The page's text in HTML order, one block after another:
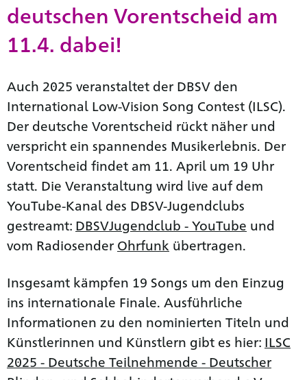
deutschen Vorentscheid am
11.4. dabei!
Auch 2025 veranstaltet der DBSV den
International Low-Vision Song Contest (ILSC).
Der deutsche Vorentscheid rückt näher und
verspricht ein spannendes Musikerlebnis. Der
Vorentscheid findet am 11. April um 19 Uhr
statt. Die Veranstaltung wird live auf dem
YouTube-Kanal des DBSV-Jugendclubs
gestreamt: DBSVJugendclub - YouTube und
vom Radiosender Ohrfunk übertragen.
Insgesamt kämpfen 19 Songs um den Einzug
ins internationale Finale. Ausführliche
Informationen zu den nominierten Titeln und
Künstlerinnen und Künstlern gibt es hier: ILSC
2025 - Deutsche Teilnehmende - Deutscher